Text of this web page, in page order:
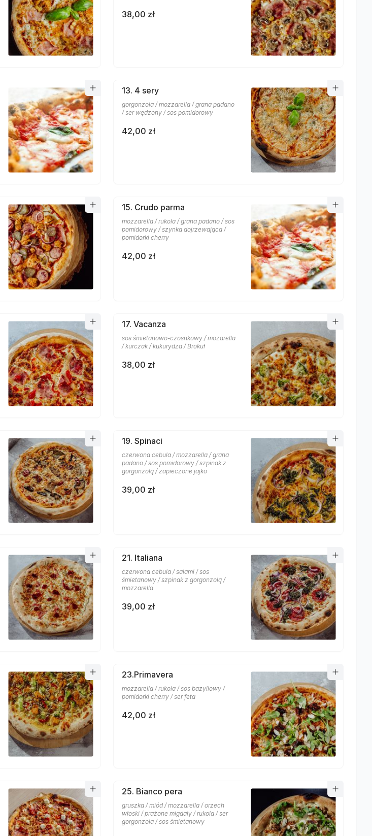
38,00 zł
13. 4 sery
gorgonzola / mozzarella / grana padano
/ ser wędzony / sos pomidorowy
42,00 zł
15. Crudo parma
mozzarella / rukola / grana padano / sos
pomidorowy / szynka dojrzewająca /
pomidorki cherry
42,00 zł
17. Vacanza
sos śmietanowo-czosnkowy / mozarella
/ kurczak / kukurydza / Brokuł
38,00 zł
19. Spinaci
czerwona cebula / mozzarella / grana
padano / sos pomidorowy / szpinak z
gorgonzolą / zapieczone jajko
39,00 zł
21. Italiana
czerwona cebula / salami / sos
śmietanowy / szpinak z gorgonzolą /
mozzarella
39,00 zł
23.Primavera
mozzarella / rukola / sos bazyliowy /
pomidorki cherry / ser feta
42,00 zł
25. Bianco pera
gruszka / miód / mozzarella / orzech
włoski / prażone migdały / rukola / ser
gorgonzola / sos śmietanowy